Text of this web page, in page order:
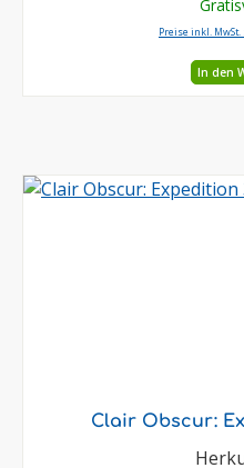
Preise inkl.
In den
Clair Obscur: